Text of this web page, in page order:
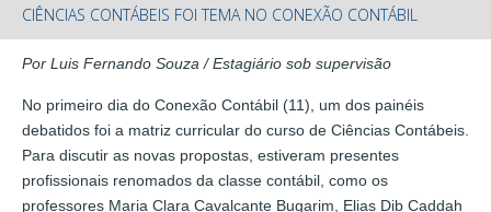
CIÊNCIAS CONTÁBEIS FOI TEMA NO CONEXÃO CONTÁBIL
Por Luis Fernando Souza / Estagiário sob supervisão
No primeiro dia do Conexão Contábil (11), um dos painéis
debatidos foi a matriz curricular do curso de Ciências Contábeis.
Para discutir as novas propostas, estiveram presentes
profissionais renomados da classe contábil, como os
professores Maria Clara Cavalcante Bugarim, Elias Dib Caddah